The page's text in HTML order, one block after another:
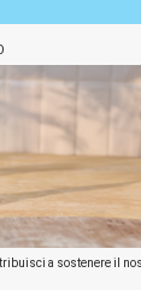
a sostenere il